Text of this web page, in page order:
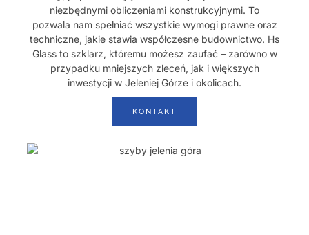
niezbędnymi obliczeniami konstrukcyjnymi. To
pozwala nam spełniać wszystkie wymogi prawne oraz
techniczne, jakie stawia współczesne budownictwo. Hs
Glass to szklarz, któremu możesz zaufać – zarówno w
przypadku mniejszych zleceń, jak i większych
inwestycji w Jeleniej Górze i okolicach.
KONTAKT